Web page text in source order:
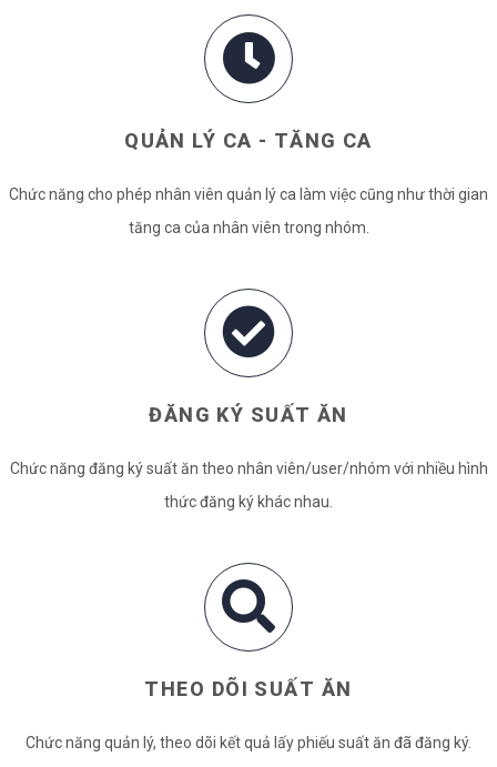
QUẢN LÝ CA - TĂNG CA
Chức năng cho phép nhân viên quản lý ca làm việc cũng như thời gian
tăng ca của nhân viên trong nhóm.
ĐĂNG KÝ SUẤT ĂN
Chức năng đăng ký suất ăn theo nhân viên/user/nhóm với nhiều hình
thức đăng ký khác nhau.
THEO DÕI SUẤT ĂN
Chức năng quản lý, theo dõi kết quả lấy phiếu suất ăn đã đăng ký.